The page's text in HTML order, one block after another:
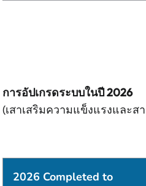
การอัปเกรดระบบในปี 2026
(เสาเสริมความแข็งแรงและส
2026 Completed to